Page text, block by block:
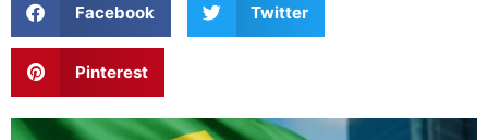
Facebook Twitter
Pinterest